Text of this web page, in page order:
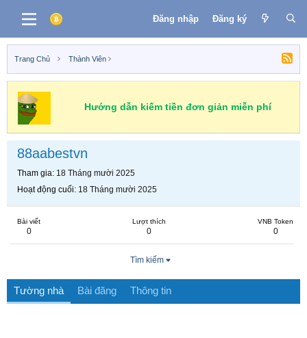
Đăng nhập Đăng ký
Trang Chủ Thành Viên
Hướng dẫn kiếm tiền đơn giản miễn phí
88aabestvn
Tham gia 18 Tháng mười 2025
Hoạt động cuối 18 Tháng mười 2025
Bài viết
0
Lượt thích
0
VNB Token
0
Tìm kiếm
Tường nhà Bài đăng Thông tin